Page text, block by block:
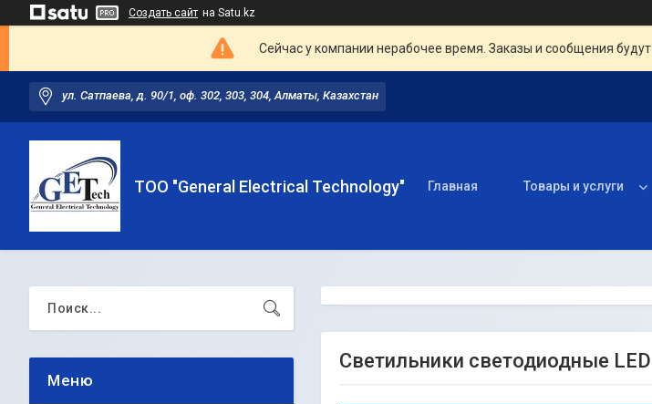
Создать сайт на Satu.kz
Сейчас у компании нерабочее время. Заказы и сообщения
ул. Сатпаева, д. 90/1, оф. 302, 303, 304, Алматы, Казахстан
ТОО "General Electrical Technology" Главная Товары и услуги
Светильники светодиодные